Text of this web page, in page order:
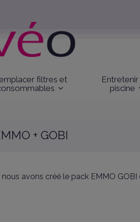
filtres et
Entretenir
piscine
+ GOBI
avons créé le pack EMMO